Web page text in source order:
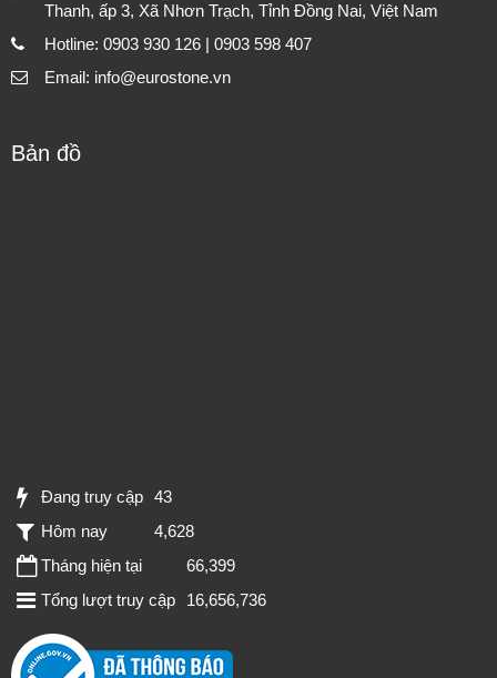
Thanh, ấp 3, Xã Nhơn Trạch, Tỉnh Đồng Nai, Việt Nam
Hotline: 0903 930 126 | 0903 598 407
Email: info@eurostone.vn
Bản đồ
Đang truy cập 43
Hôm nay
4,628
Tháng hiện tại
66,399
Tổng lượt truy cập
16,656,736